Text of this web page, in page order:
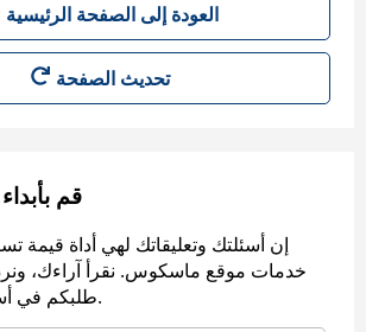
العودة إلى الصفحة الرئيسية
تحديث الصفحة
قم
إن أسئلتك وتعليقاتك لهي أداة قيمة
خدمات موقع ماسكوس. نقرأ آراءك، ونرد
طلبكم في أسرع وقت ممكن.